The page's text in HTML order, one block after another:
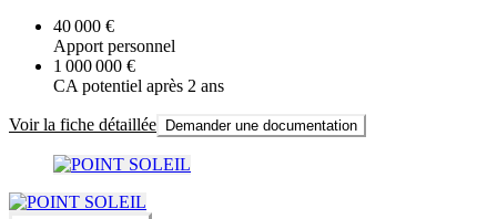
40 000 €
Apport personnel
1 000 000 €
CA potentiel après 2 ans
Voir la fiche détaillée Demander une documentation